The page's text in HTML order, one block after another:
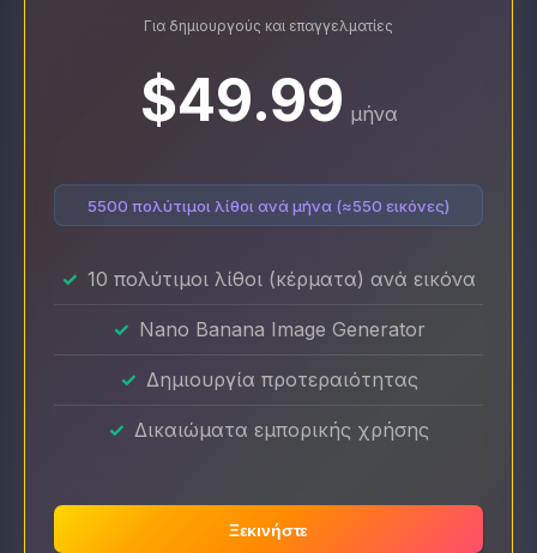
Για δημιουργούς και επαγγελματίες
$49.99 μήνα
5500 πολύτιμοι λίθοι ανά μήνα (≈550 εικόνες)
10 πολύτιμοι λίθοι (κέρματα) ανά εικόνα
Nano Banana Image Generator
Δημιουργία προτεραιότητας
Δικαιώματα εμπορικής χρήσης
Ξεκινήστε